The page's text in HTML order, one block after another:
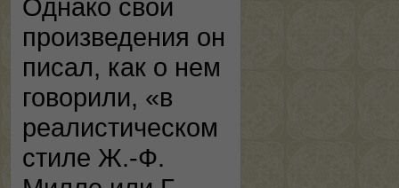
Однако свои
произведения он
писал, как о нем
говорили, «в
реалистическом
стиле Ж.-Ф.